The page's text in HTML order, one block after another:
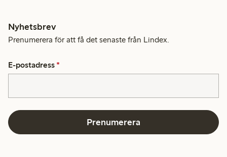
Nyhetsbrev
Prenumerera för att få det senaste från Lindex.
E-postadress *
Prenumerera